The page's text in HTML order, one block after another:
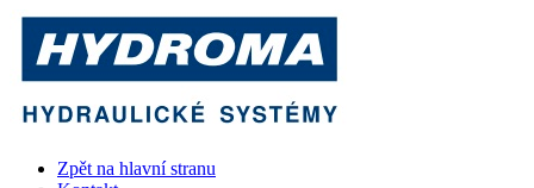
Zpět na hlavní stranu